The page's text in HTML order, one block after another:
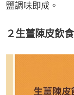
鹽調味即成。
２生薑陳皮飲